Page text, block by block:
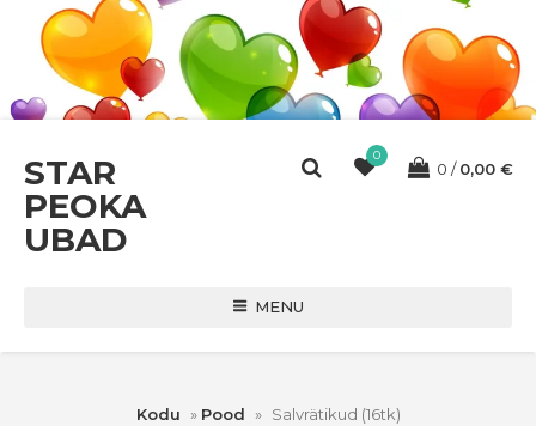
STAR
PEOKA
UBAD
0
0 0,00 €
MENU
Kodu » Pood » Salvrätikud (16tk)